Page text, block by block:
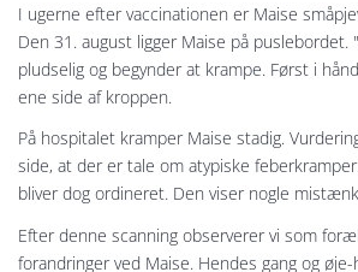
I ugerne efter vaccinationen er Maise
Den 31. august ligger Maise på puslebordet.
pludselig og begynder at krampe. Først i
ene side af kroppen.
På hospitalet kramper Maise stadig.
side, at der er tale om atypiske
bliver dog ordineret. Den viser nogle
Efter denne scanning observerer vi som
forandringer ved Maise. Hendes gang og